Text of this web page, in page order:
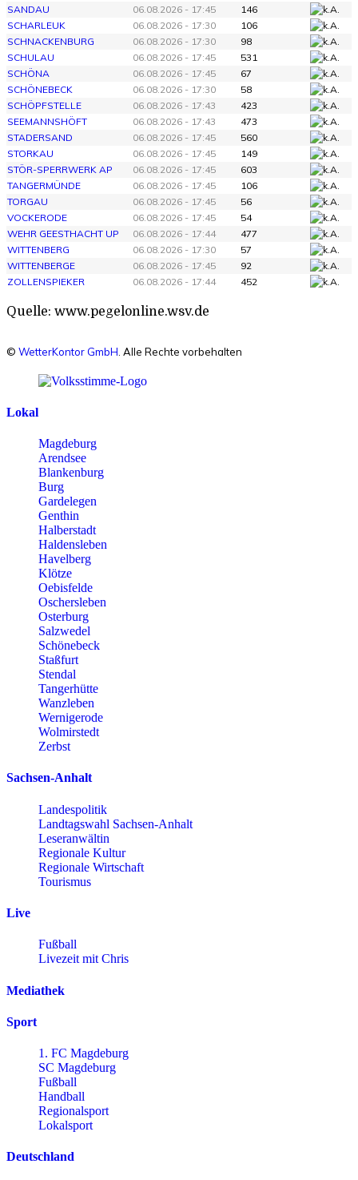
SANDAU
06.08.2026 - 17:45
146
SCHARLEUK
06.08.2026 - 17:30
106
SCHNACKENBURG
06.08.2026 - 17:30
98
SCHULAU
06.08.2026 - 17:45
531
SCHÖNA
06.08.2026 - 17:45
67
SCHÖNEBECK
06.08.2026 - 17:30
58
SCHÖPFSTELLE
06.08.2026 - 17:43
423
SEEMANNSHÖFT
06.08.2026 - 17:43
473
STADERSAND
06.08.2026 - 17:45
560
STORKAU
06.08.2026 - 17:45
149
STÖR-SPERRWERK AP
06.08.2026 - 17:45
603
TANGERMÜNDE
06.08.2026 - 17:45
106
TORGAU
06.08.2026 - 17:45
56
VOCKERODE
06.08.2026 - 17:45
54
WEHR GEESTHACHT UP
06.08.2026 - 17:44
477
WITTENBERG
06.08.2026 - 17:30
57
WITTENBERGE
06.08.2026 - 17:45
92
ZOLLENSPIEKER
06.08.2026 - 17:44 452
Quelle: www.pegelonline.wsv.de
© WetterKontor GmbH . Alle Rechte vorbehalten
Lokal
Magdeburg
Arendsee
Blankenburg
Burg
Gardelegen
Genthin
Halberstadt
Haldensleben
Havelberg
Klötze
Oebisfelde
Oschersleben
Osterburg
Salzwedel
Schönebeck
Staßfurt
Stendal
Tangerhütte
Wanzleben
Wernigerode
Wolmirstedt
Zerbst
Sachsen-Anhalt
Landespolitik
Landtagswahl Sachsen-Anhalt
Leseranwältin
Regionale Kultur
Regionale Wirtschaft
Tourismus
Live
Fußball
Livezeit mit Chris
Mediathek
Sport
1. FC Magdeburg
SC Magdeburg
Fußball
Handball
Regionalsport
Lokalsport
Deutschland